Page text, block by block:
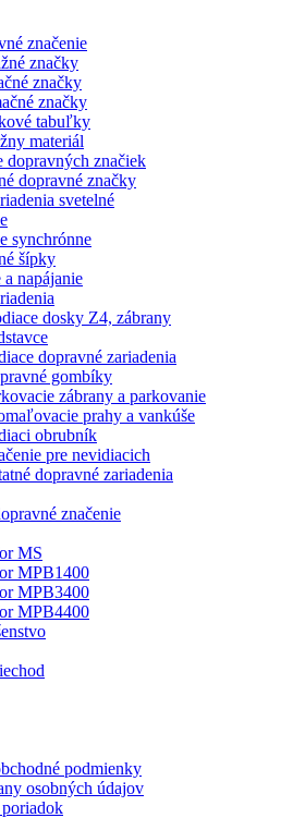
značenie
značky
značky
značky
tabuľky
materiál
dopravných značiek
dopravné značky
svetelné
synchrónne
šípky
a napájanie
dosky Z4, zábrany
dopravné zariadenia
gombíky
zábrany a parkovanie
prahy a vankúše
obrubník
pre nevidiacich
dopravné zariadenia
značenie
MS
MPB1400
MPB3400
MPB4400
podmienky
osobných údajov